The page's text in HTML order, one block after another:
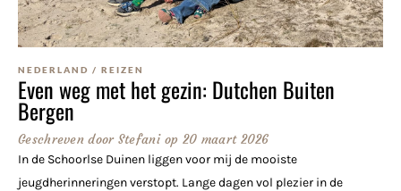
NEDERLAND / REIZEN
Even weg met het gezin: Dutchen Buiten
Bergen
Geschreven doorStefani op 20 maart 2026
In de Schoorlse Duinen liggen voor mij de mooiste
jeugdherinneringen verstopt. Lange dagen vol plezier in de